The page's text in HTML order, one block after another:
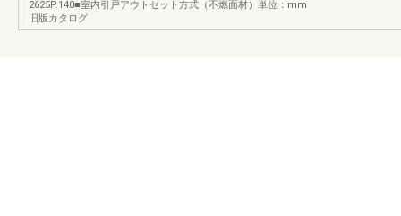
2625P.140■室内引戸アウトセット方式（不燃面材）単位：mm
旧版カタログ